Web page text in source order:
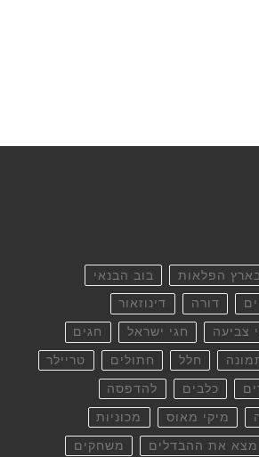
הפלאות בוב הבנאי
דורה דינוזאור
צביעה חגי ישראל חגים
חלל חתולים טריילר
כלבים להדפסה
מיקי מאוס מכוניות
מצא את ההבדלים משחקים